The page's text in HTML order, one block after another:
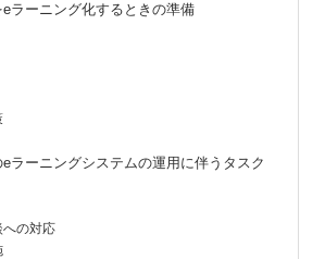
ラーニング化するときの準備
ラーニングシステムの運用に伴うタスク
への対応